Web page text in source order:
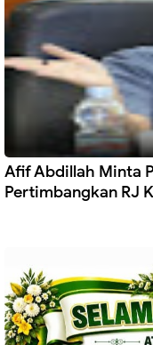
Afif Abdillah Minta
Pertimbangkan RJ